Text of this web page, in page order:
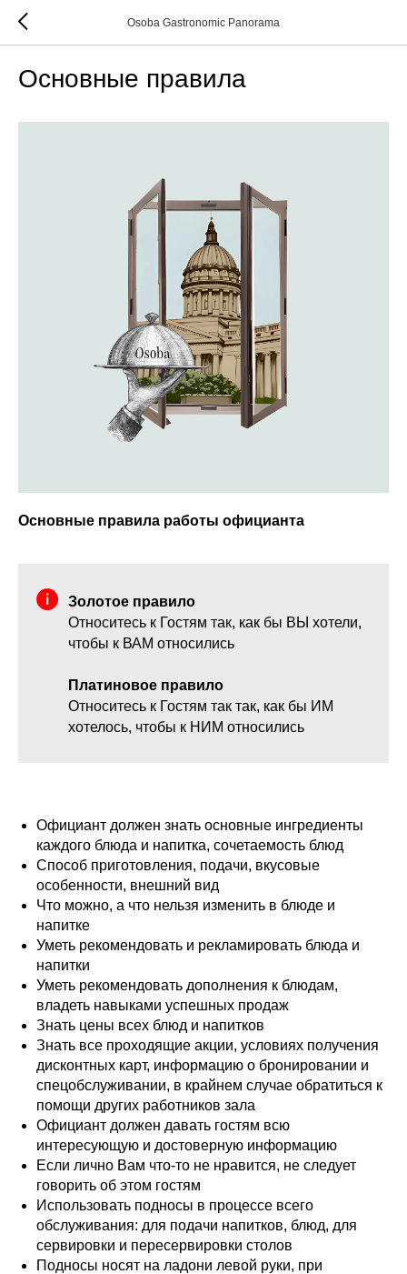
Osoba Gastronomic Panorama
Основные правила
Основные правила работы официанта
Золотое правило
Относитесь к Гостям так, как бы ВЫ хотели,
чтобы к ВАМ относились
Платиновое правило
Относитесь к Гостям так так, как бы ИМ
хотелось, чтобы к НИМ относились
Официант должен знать основные ингредиенты
каждого блюда и напитка, сочетаемость блюд
Способ приготовления, подачи, вкусовые
особенности, внешний вид
Что можно, а что нельзя изменить в блюде и
напитке
Уметь рекомендовать и рекламировать блюда и
напитки
Уметь рекомендовать дополнения к блюдам,
владеть навыками успешных продаж
Знать цены всех блюд и напитков
Знать все проходящие акции, условиях получения
дисконтных карт, информацию о бронировании и
спецобслуживании, в крайнем случае обратиться к
помощи других работников зала
Официант должен давать гостям всю
интересующую и достоверную информацию
Если лично Вам что-то не нравится, не следует
говорить об этом гостям
Использовать подносы в процессе всего
обслуживания: для подачи напитков, блюд, для
сервировки и пересервировки столов
Подносы носят на ладони левой руки, при